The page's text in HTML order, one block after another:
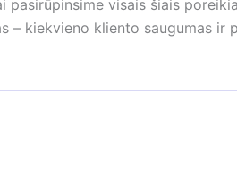
visais šiais
kiekvieno kliento saugumas ir